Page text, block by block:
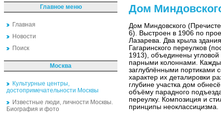
Главное меню
Главная
Новости
Поиск
Москва
Культурные центры,
достопримечательности Москвы
Известные люди, личности Москвы.
Биография и фото
Дом
Дом Миндовского
6). Выстроен в 1906 по
Лазарева. Два крыла
Гагаринского переулков
1913), объединены
парными колоннами.
заглублёнными портиками
характер их деталировки
глубине участка дом
объёму парадного
переулку. Композиция и
принципы неоклассицизма.